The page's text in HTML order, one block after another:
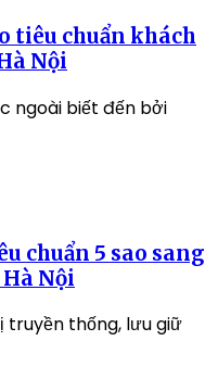
tiêu chuẩn khách
Nội
ngoài biết đến bởi
chuẩn 5 sao sang
Nội
truyền thống, lưu giữ